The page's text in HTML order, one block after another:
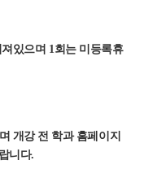
있으며 1 회는 미등록휴
개강 전 학과 홈페이지
니다.